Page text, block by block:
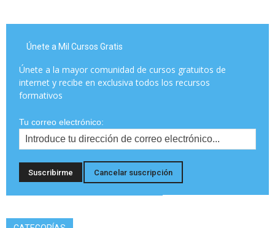
Únete a Mil Cursos Gratis
Únete a la mayor comunidad de cursos gratuitos de
internet y recibe en exclusiva todos los recursos
formativos
Tu correo electrónico: